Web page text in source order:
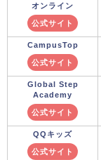
オンライン
公式サイト
CampusTop
公式サイト
Global Step
Academy
公式サイト
QQキッズ
公式サイト